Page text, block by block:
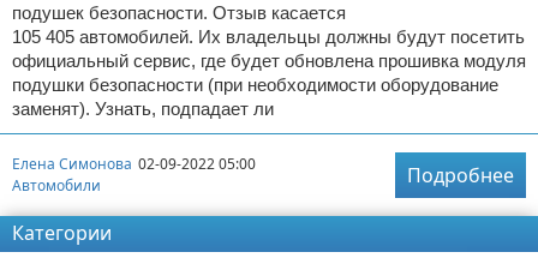
подушек безопасности. Отзыв касается
105 405 автомобилей. Их владельцы должны будут посетить
официальный сервис, где будет обновлена прошивка модуля
подушки безопасности (при необходимости оборудование
заменят). Узнать, подпадает ли
Елена Симонова 02-09-2022 05:00
Автомобили
Подробнее
Категории